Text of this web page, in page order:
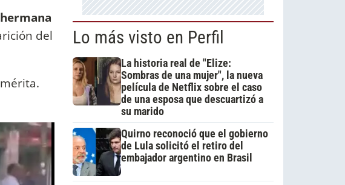
del
Lo más visto en Perfil
La historia real de "Elize:
Sombras de una mujer", la nueva
película de Netflix sobre el caso
de una esposa que descuartizó a
su marido
Quirno reconoció que el gobierno
de Lula solicitó el retiro del
embajador argentino en Brasil